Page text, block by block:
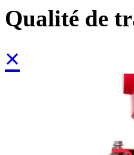
Qualité de
×